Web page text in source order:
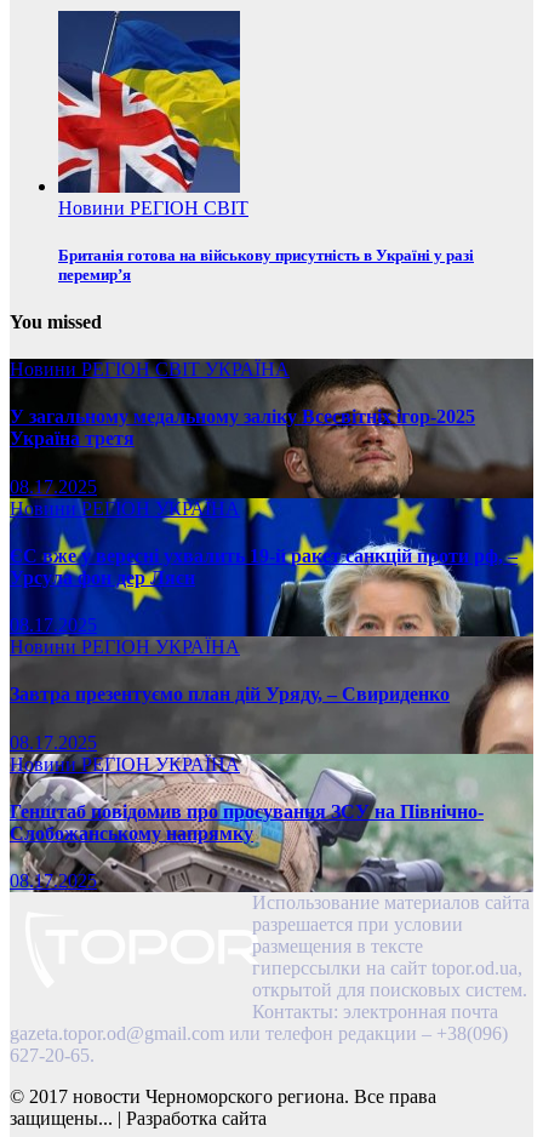
Новини РЕГІОН СВІТ
Британія готова на військову присутність в Україні у разі
перемир’я
You missed
Новини РЕГІОНСВІТ УКРАЇНА
У загальному медальному заліку Всесвітніх ігор-2025
Україна третя
08.17.2025
НовиниРЕГІОН УКРАЇНА
ЄС вже у вересні ухвалить 19-й ракет санкцій проти рф, –
Урсула фон дер Ляєн
08.17.2025
Новини РЕГІОН УКРАЇНА
Завтра презентуємо план дій Уряду, – Свириденко
08.17.2025
НовиниРЕГІОНУКРАЇНА
Генштаб повідомив про просування ЗСУ на Північно-
Слобожанському напрямку
08.17.2025
Использование материалов сайта
разрешается при условии
размещения в тексте
гиперссылки на сайт topor.od.ua,
открытой для поисковых систем.
Контакты: электронная почта
gazeta.topor.od@gmail.com или телефон редакции – +38(096)
627-20-65.
© 2017 новости Черноморского региона. Все права
защищены... | Разработка сайта